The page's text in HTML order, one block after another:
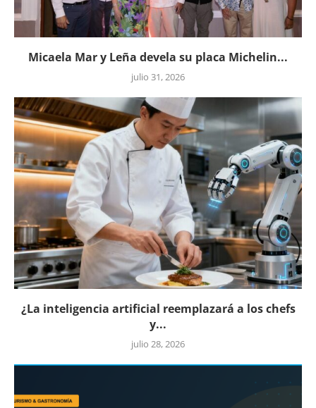
Micaela Mar y Leña devela su placa Michelin...
julio 31, 2026
¿La inteligencia artificial reemplazará a los chefs
y...
julio 28, 2026